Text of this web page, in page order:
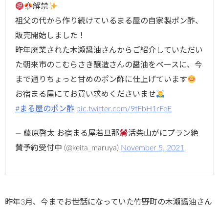
解禁
祖父の代から作り続けているまる屋の自家製ポン酢、
販売開始しました！
昨年廃業された木瀬醤油さんからご紹介していただい
た朝来市のこむらさき醸造さんの醤油をベースに、今
まで通りちょっと甘めのポン酢に仕上げています
お宿まる屋にてお買い求めくださいませ
#まる屋のポン酢 pic.twitter.com/9tFbH1rFeE
— 藤原啓太 お宿まる屋若旦那
活柴山がにプラン絶
賛予約受付中 (@keita_maruya) November 5, 2021
昨年3月、今までお世話になっていた竹野町の木瀬醤油さん